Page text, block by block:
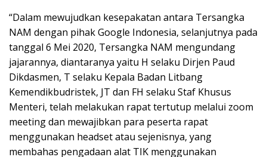
“Dalam mewujudkan kesepakatan antara Tersangka
NAM dengan pihak Google Indonesia, selanjutnya pada
tanggal 6 Mei 2020, Tersangka NAM mengundang
jajarannya, diantaranya yaitu H selaku Dirjen Paud
Dikdasmen, T selaku Kepala Badan Litbang
Kemendikbudristek, JT dan FH selaku Staf Khusus
Menteri, telah melakukan rapat tertutup melalui zoom
meeting dan mewajibkan para peserta rapat
menggunakan headset atau sejenisnya, yang
membahas pengadaan alat TIK menggunakan